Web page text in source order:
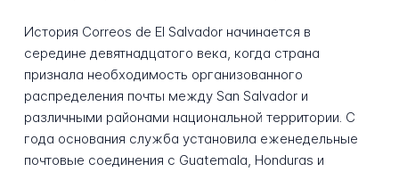
История Correos de El Salvador начинается в
середине девятнадцатого века, когда страна
признала необходимость организованного
распределения почты между San Salvador и
различными районами национальной территории. С
года основания служба установила еженедельные
почтовые соединения с Guatemala, Honduras и